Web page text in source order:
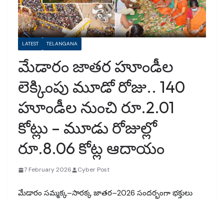
LATEST TELANGANA
మేడారం జాతర హూండీల
లెక్కింపు మూడో రోజు.. 140
హూండీల నుంచి రూ.2.01
కోట్లు – మూడు రోజుల్లో
రూ.8.06 కోట్ల ఆదాయం
7 February 2026 Cyber Post
మేడారం సమ్మక్క–సారక్క జాతర–2026 సందర్భంగా భక్తులు